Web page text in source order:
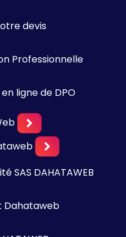
devis
Professionnelle
ligne de DPO
SAS DAHATAWEB
Dahataweb